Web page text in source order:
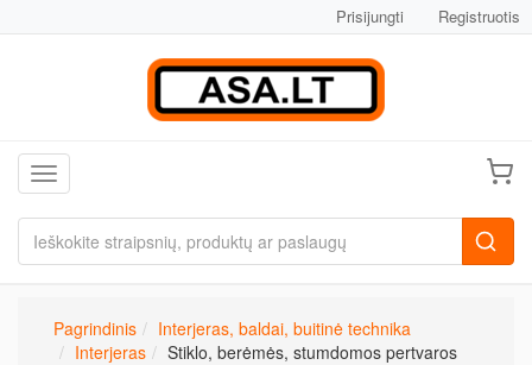
Prisijungti Registruotis
Toggle navigation
Pagrindinis
Interjeras, baldai, buitinė technika
Interjeras
Stiklo, berėmės, stumdomos pertvaros